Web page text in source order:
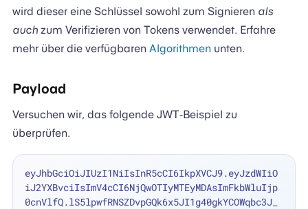
wird dieser eine Schlüssel sowohl zum Signieren als
auchzum Verifizieren von Tokens verwendet. Erfahre
mehr über die verfügbaren Algorithmenunten.
Payload
Versuchen wir, das folgende JWT-Beispiel zu
überprüfen.
eyJhbGciOiJIUzI1NiIsInR5cCI6IkpXVCJ9.eyJzdWIiO
iJ2YXBvciIsImV4cCI6NjQwOTIyMTEyMDAsImFkbWluIjp
0cnVlfQ.lS5lpwfRNSZDvpGQk6x5JI1g40gkYCOWqbc3J_